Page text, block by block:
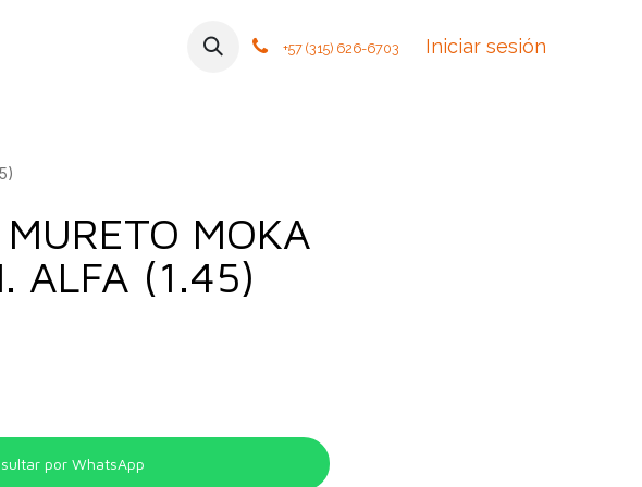
Contáctanos Foro Cursos Tiendas
+57 (315) 626-6703 Iniciar sesión
MOKA
ALFA (1.45)
por WhatsApp